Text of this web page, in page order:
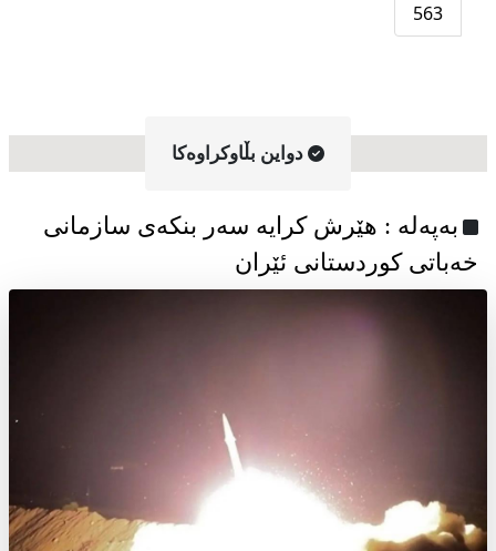
563
دواین بڵاوکراوه‌کا
به‌په‌له‌ : هێرش کرایە سەر بنکەی سازمانی
خەباتی کوردستانی ئێران